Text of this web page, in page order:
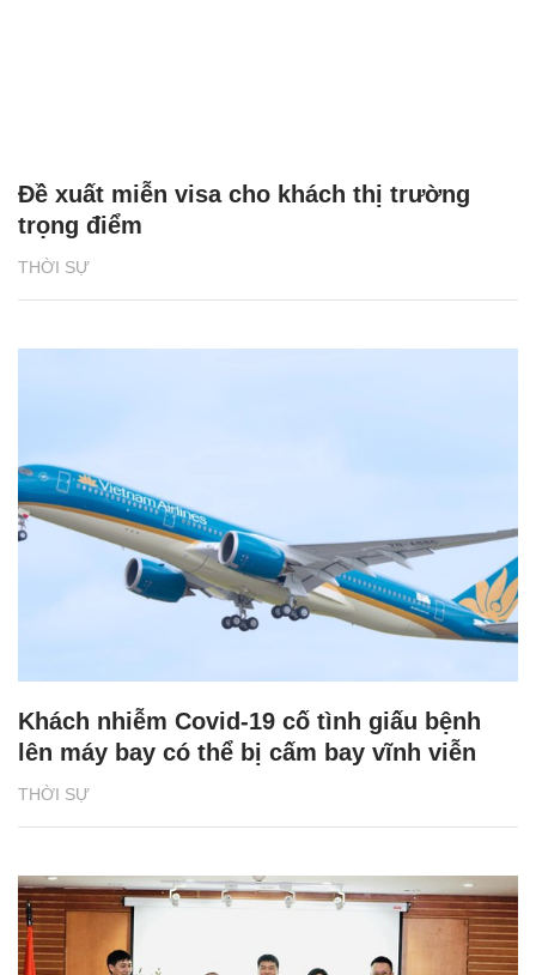
THỜI SỰ
Đề xuất miễn visa cho khách thị trường
trọng điểm
THỜI SỰ
Khách nhiễm Covid-19 cố tình giấu bệnh
lên máy bay có thể bị cấm bay vĩnh viễn